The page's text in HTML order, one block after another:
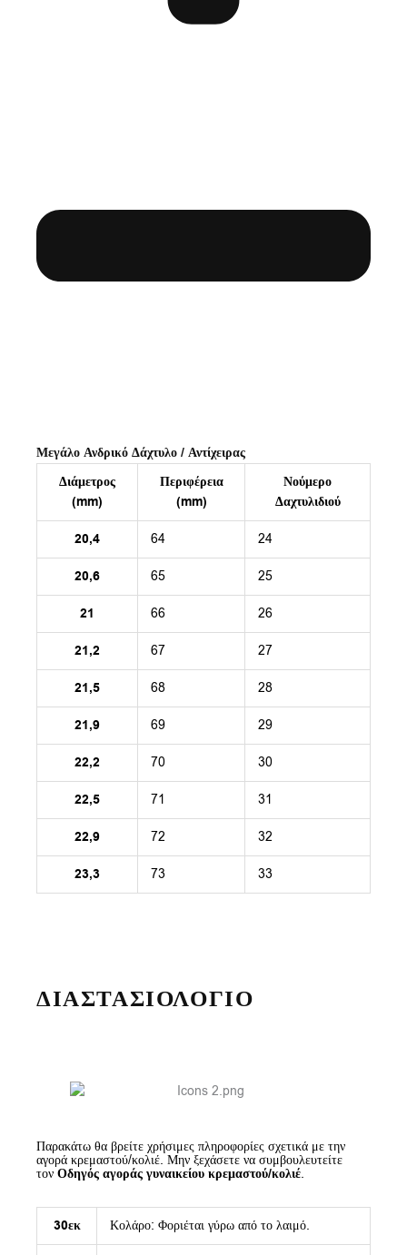
Μεγάλο Ανδρικό Δάχτυλο / Αντίχειρας
Διάμετρος
(mm)
Περιφέρεια
(mm)
Νούμερο
Δαχτυλιδιού
20,4 64 24
20,6 65 25
21 66 26
21,2 67 27
21,5 68 28
21,9 69 29
22,2 70 30
22,5 71 31
22,9 72 32
23,3 73 33
ΔΙΑΣΤΑΣΙΟΛΟΓΙΟ
Παρακάτω θα βρείτε χρήσιμες πληροφορίες σχετικά με την
αγορά κρεμαστού/κολιέ. Μην ξεχάσετε να συμβουλευτείτε
τον Οδηγός αγοράς γυναικείου κρεμαστού/κολιέ.
30εκ Κολάρο: Φοριέται γύρω από το λαιμό.